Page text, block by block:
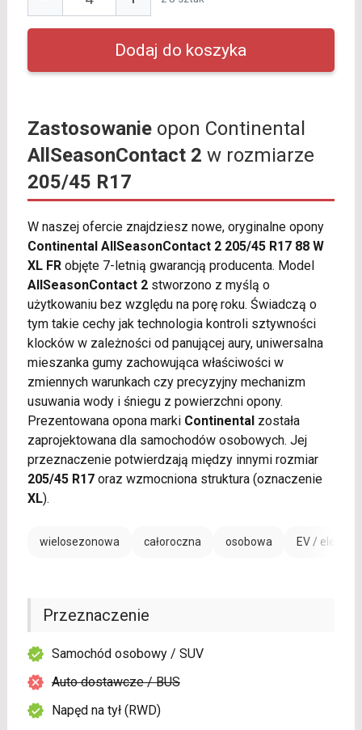
Zastosowanieopon Continental
AllSeasonContact 2 w rozmiarze
205/45 R17
W naszej ofercie znajdziesz nowe, oryginalne opony
Continental AllSeasonContact 2 205/45 R17 88 W
XL FRobjęte 7-letnią gwarancją producenta. Model
AllSeasonContact 2stworzono z myślą o
użytkowaniu bez względu na porę roku. Świadczą o
tym takie cechy jak technologia kontroli sztywności
klocków w zależności od panującej aury, uniwersalna
mieszanka gumy zachowująca właściwości w
zmiennych warunkach czy precyzyjny mechanizm
usuwania wody i śniegu z powierzchni opony.
Prezentowana opona marki Continentalzostała
zaprojektowana dla samochodów osobowych. Jej
przeznaczenie potwierdzają między innymi rozmiar
205/45 R17oraz wzmocniona struktura (oznaczenie
XL).
wielosezonowa całoroczna osobowa EV / electric
Przeznaczenie
Samochód osobowy / SUV
Auto dostawcze / BUS
Napęd na tył (RWD)